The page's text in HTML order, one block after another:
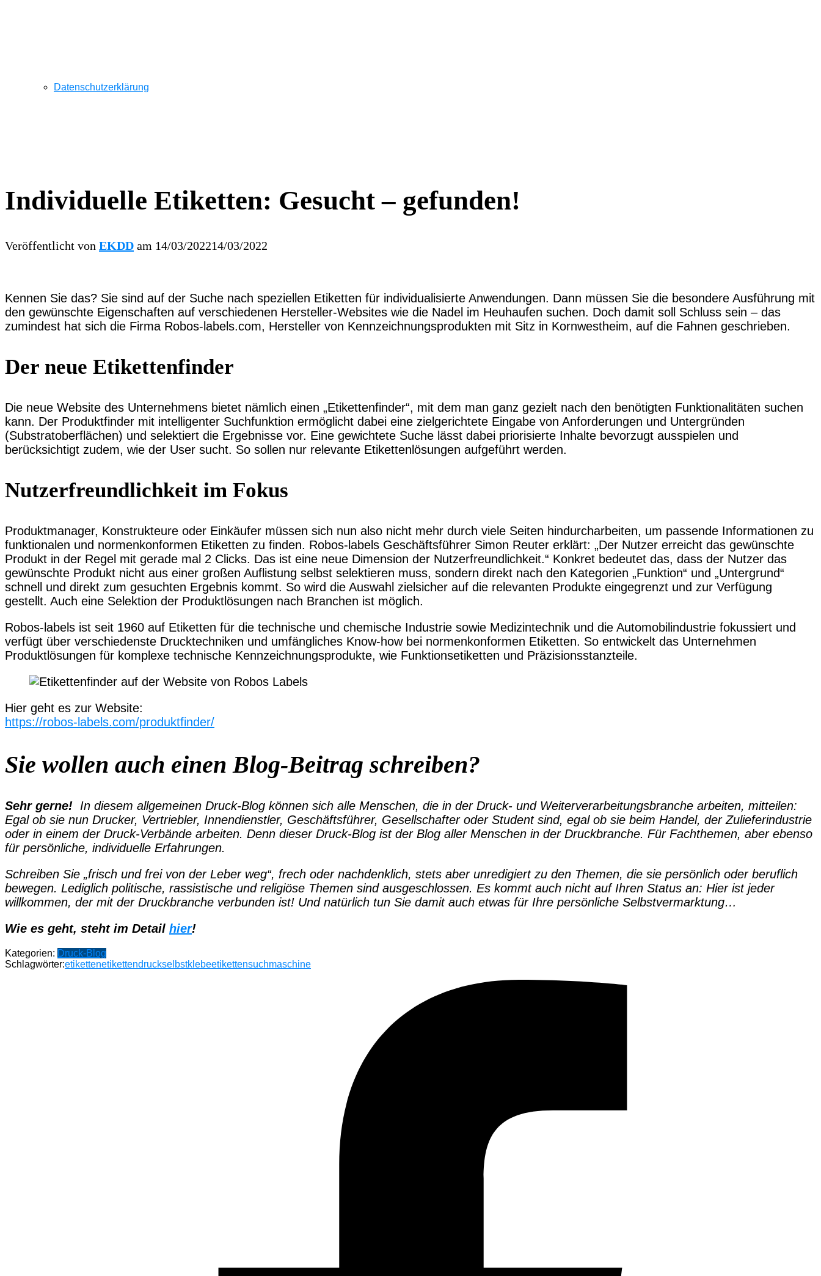
Datenschutzerklärung
Individuelle Etiketten: Gesucht – gefunden!
Veröffentlicht von EKDD am 14/03/202214/03/2022
Kennen Sie das? Sie sind auf der Suche nach speziellen Etiketten für individualisierte Anwendungen. Dann müssen Sie die besondere Ausführung mit
den gewünschte Eigenschaften auf verschiedenen Hersteller-Websites wie die Nadel im Heuhaufen suchen. Doch damit soll Schluss sein – das
zumindest hat sich die Firma Robos-labels.com, Hersteller von Kennzeichnungsprodukten mit Sitz in Kornwestheim, auf die Fahnen geschrieben.
Der neue Etikettenfinder
Die neue Website des Unternehmens bietet nämlich einen „Etikettenfinder“, mit dem man ganz gezielt nach den benötigten Funktionalitäten suchen
kann. Der Produktfinder mit intelligenter Suchfunktion ermöglicht dabei eine zielgerichtete Eingabe von Anforderungen und Untergründen
(Substratoberflächen) und selektiert die Ergebnisse vor. Eine gewichtete Suche lässt dabei priorisierte Inhalte bevorzugt ausspielen und
berücksichtigt zudem, wie der User sucht. So sollen nur relevante Etikettenlösungen aufgeführt werden.
Nutzerfreundlichkeit im Fokus
Produktmanager, Konstrukteure oder Einkäufer müssen sich nun also nicht mehr durch viele Seiten hindurcharbeiten, um passende Informationen zu
funktionalen und normenkonformen Etiketten zu finden. Robos-labels Geschäftsführer Simon Reuter erklärt: „Der Nutzer erreicht das gewünschte
Produkt in der Regel mit gerade mal 2 Clicks. Das ist eine neue Dimension der Nutzerfreundlichkeit.“ Konkret bedeutet das, dass der Nutzer das
gewünschte Produkt nicht aus einer großen Auflistung selbst selektieren muss, sondern direkt nach den Kategorien „Funktion“ und „Untergrund“
schnell und direkt zum gesuchten Ergebnis kommt. So wird die Auswahl zielsicher auf die relevanten Produkte eingegrenzt und zur Verfügung
gestellt. Auch eine Selektion der Produktlösungen nach Branchen ist möglich.
Robos-labels ist seit 1960 auf Etiketten für die technische und chemische Industrie sowie Medizintechnik und die Automobilindustrie fokussiert und
verfügt über verschiedenste Drucktechniken und umfängliches Know-how bei normenkonformen Etiketten. So entwickelt das Unternehmen
Produktlösungen für komplexe technische Kennzeichnungsprodukte, wie Funktionsetiketten und Präzisionsstanzteile.
Hier geht es zur Website:
https://robos-labels.com/produktfinder/
Sie wollen auch einen Blog-Beitrag schreiben?
Sehr gerne! In diesem allgemeinen Druck-Blog können sich alle Menschen, die in der Druck- und Weiterverarbeitungsbranche arbeiten, mitteilen:
Egal ob sie nun Drucker, Vertriebler, Innendienstler, Geschäftsführer, Gesellschafter oder Student sind, egal ob sie beim Handel, der Zulieferindustrie
oder in einem der Druck-Verbände arbeiten. Denn dieser Druck-Blog ist der Blog aller Menschen in der Druckbranche. Für Fachthemen, aber ebenso
für persönliche, individuelle Erfahrungen.
Schreiben Sie „frisch und frei von der Leber weg“, frech oder nachdenklich, stets aber unredigiert zu den Themen, die sie persönlich oder beruflich
bewegen. Lediglich politische, rassistische und religiöse Themen sind ausgeschlossen. Es kommt auch nicht auf Ihren Status an: Hier ist jeder
willkommen, der mit der Druckbranche verbunden ist! Und natürlich tun Sie damit auch etwas für Ihre persönliche Selbstvermarktung…
Wie es geht, steht im Detail hier!
Kategorien: Druck-Blog
Schlagwörter:etikettenetikettendruckselbstklebeetikettensuchmaschine